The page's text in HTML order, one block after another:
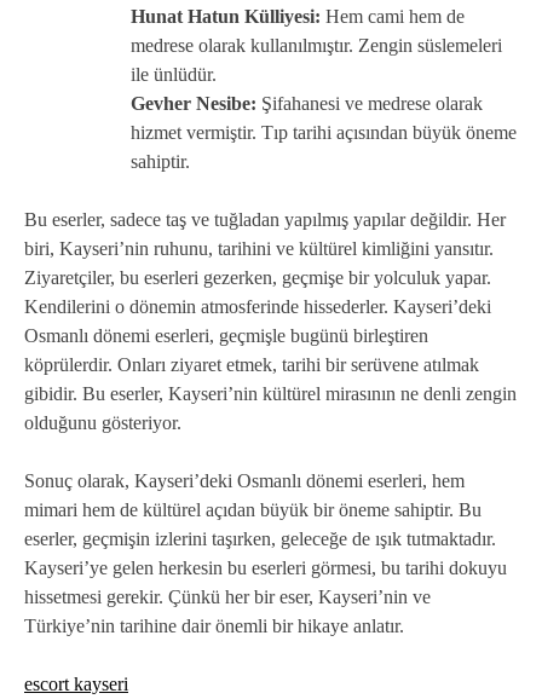
Hunat Hatun Külliyesi: Hem cami hem de
medrese olarak kullanılmıştır. Zengin süslemeleri
ile ünlüdür.
Gevher Nesibe: Şifahanesi ve medrese olarak
hizmet vermiştir. Tıp tarihi açısından büyük öneme
sahiptir.
Bu eserler, sadece taş ve tuğladan yapılmış yapılar değildir. Her
biri, Kayseri’nin ruhunu, tarihini ve kültürel kimliğini yansıtır.
Ziyaretçiler, bu eserleri gezerken, geçmişe bir yolculuk yapar.
Kendilerini o dönemin atmosferinde hissederler. Kayseri’deki
Osmanlı dönemi eserleri, geçmişle bugünü birleştiren
köprülerdir. Onları ziyaret etmek, tarihi bir serüvene atılmak
gibidir. Bu eserler, Kayseri’nin kültürel mirasının ne denli zengin
olduğunu gösteriyor.
Sonuç olarak, Kayseri’deki Osmanlı dönemi eserleri, hem
mimari hem de kültürel açıdan büyük bir öneme sahiptir. Bu
eserler, geçmişin izlerini taşırken, geleceğe de ışık tutmaktadır.
Kayseri’ye gelen herkesin bu eserleri görmesi, bu tarihi dokuyu
hissetmesi gerekir. Çünkü her bir eser, Kayseri’nin ve
Türkiye’nin tarihine dair önemli bir hikaye anlatır.
escort kayseri